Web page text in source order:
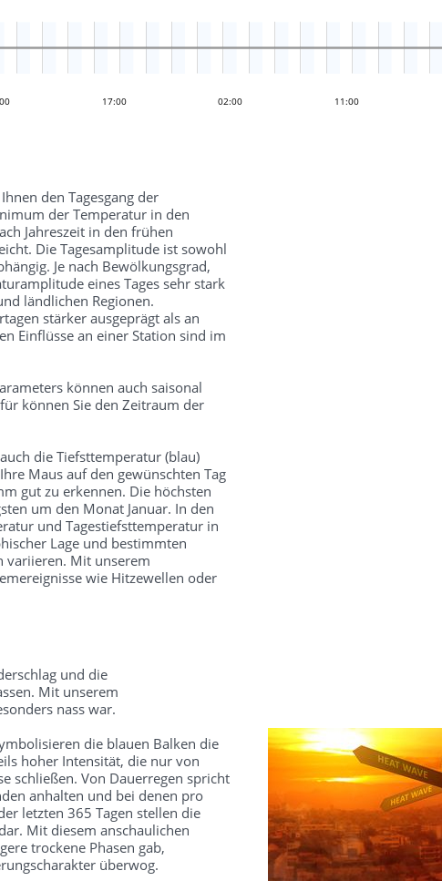
20:00
17:00 02:00 11:00
den Tagesgang der
der Temperatur in den
Jahreszeit in den frühen
Die Tagesamplitude ist sowohl
Je nach Bewölkungsgrad,
eines Tages sehr stark
ländlichen Regionen.
stärker ausgeprägt als an
Einflüsse an einer Station sind im
können auch saisonal
können Sie den Zeitraum der
die Tiefsttemperatur (blau)
Maus auf den gewünschten Tag
gut zu erkennen. Die höchsten
um den Monat Januar. In den
und Tagestiefsttemperatur in
Lage und bestimmten
variieren. Mit unserem
wie Hitzewellen oder
und die
Mit unserem
nass war.
die blauen Balken die
hoher Intensität, die nur von
schließen. Von Dauerregen spricht
anhalten und bei denen pro
letzten 365 Tagen stellen die
Mit diesem anschaulichen
trockene Phasen gab,
überwog.